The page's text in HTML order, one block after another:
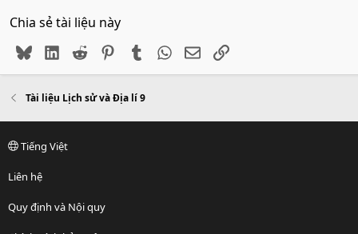
Chia sẻ tài liệu này
BlueskyLinkedIn
Reddit PinterestTumblr WhatsApp
EmailLink
Tài liệu Lịch sử và Địa lí 9
Tiếng Việt
Liên hệ
Quy định và Nội quy